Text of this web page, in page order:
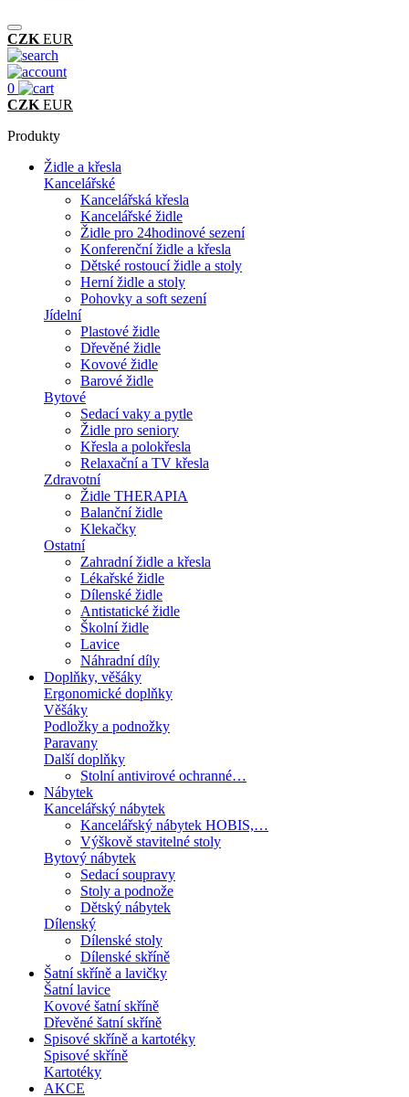
CZK EUR
0
CZK EUR
Produkty
Židle a křesla
Kancelářské
Kancelářská křesla
Kancelářské židle
Židle pro 24hodinové sezení
Konferenční židle a křesla
Dětské rostoucí židle a stoly
Herní židle a stoly
Pohovky a soft sezení
Jídelní
Plastové židle
Dřevěné židle
Kovové židle
Barové židle
Bytové
Sedací vaky a pytle
Židle pro seniory
Křesla a polokřesla
Relaxační a TV křesla
Zdravotní
Židle THERAPIA
Balanční židle
Klekačky
Ostatní
Zahradní židle a křesla
Lékařské židle
Dílenské židle
Antistatické židle
Školní židle
Lavice
Náhradní díly
Doplňky, věšáky
Ergonomické doplňky
Věšáky
Podložky a podnožky
Paravany
Další doplňky
Stolní antivirové ochranné…
Nábytek
Kancelářský nábytek
Kancelářský nábytek HOBIS,…
Výškově stavitelné stoly
Bytový nábytek
Sedací soupravy
Stoly a podnože
Dětský nábytek
Dílenský
Dílenské stoly
Dílenské skříně
Šatní skříně a lavičky
Šatní lavice
Kovové šatní skříně
Dřevěné šatní skříně
Spisové skříně a kartotéky
Spisové skříně
Kartotéky
AKCE